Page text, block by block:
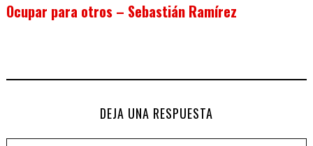
Ocupar para otros – Sebastián Ramírez
DEJA UNA RESPUESTA